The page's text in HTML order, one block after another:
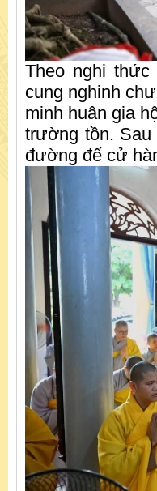
Theo nghi
cung nghinh
minh huân gia
trường tồn. Sau
đường để cử